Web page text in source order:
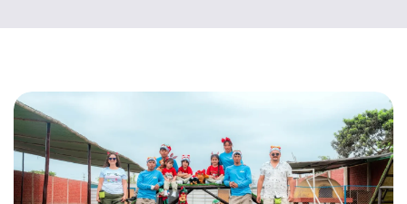
Blog
Contáctanos